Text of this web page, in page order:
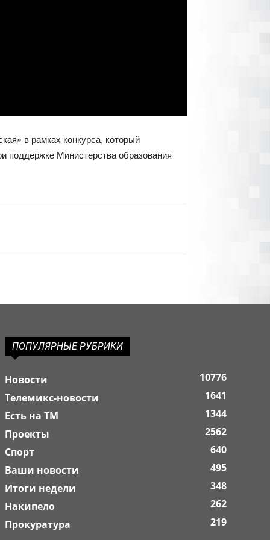
в рамках конкурса, который
поддержке Министерства образования
ПОПУЛЯРНЫЕ РУБРИКИ
Новости
10776
Телемикс-новости
1641
Есть на ТМ
1344
Проекты
2562
Спорт
640
Ваши новости
495
Итоги недели
348
Накипело
262
Прокуратура
219